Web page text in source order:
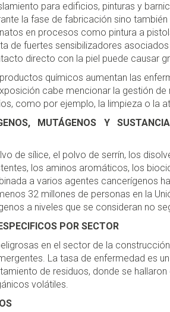
para edificios, pinturas y
la fase de fabricación sino
en procesos como pintura a
de fuertes sensibilizadores
directo con la piel puede causar
químicos aumentan las
cabe mencionar la gestión
como por ejemplo, la limpieza o la
MUTÁGENOS Y
de sílice, el polvo de serrín, los
los aminos aromáticos, los
a varios agentes cancerígenos
32 millones de personas en la
a niveles que se consideran no
POR SECTOR
en el sector de la
La tasa de enfermedad es
de residuos, donde se
volátiles.